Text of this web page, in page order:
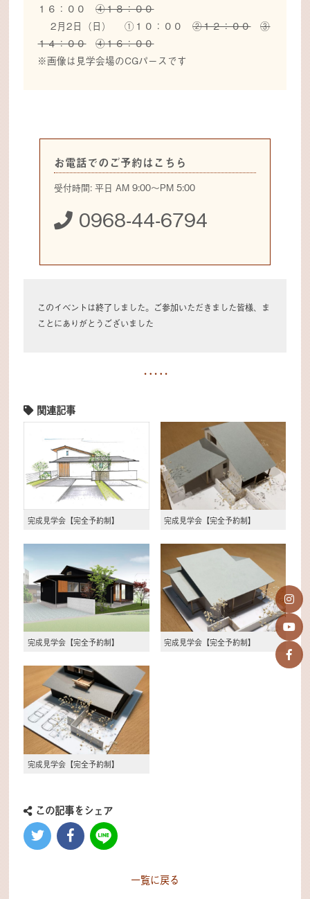
１６：００④１８：００
2月2日（日） ①１０：００②１２：００
③
１４：００
④１６：００
※画像は見学会場のCGパースです
お電話でのご予約はこちら
受付時間: 平日 AM 9:00～PM 5:00
0968-44-6794
このイベントは終了しました。ご参加いただきました皆様、ま
ことにありがとうございました
関連記事
完成見学会【完全予約制】 完成見学会【完全予約制】
完成見学会【完全予約制】 完成見学会【完全予約制】
完成見学会【完全予約制】
この記事をシェア
一覧に戻る